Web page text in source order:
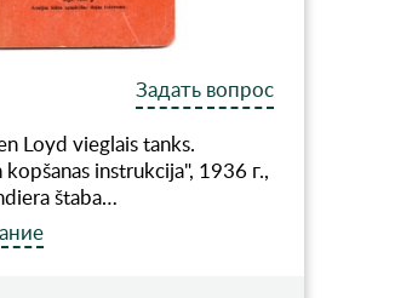
Задать вопрос
Loyd vieglais tanks.
kopšanas instrukcija", 1936 г.,
štaba…